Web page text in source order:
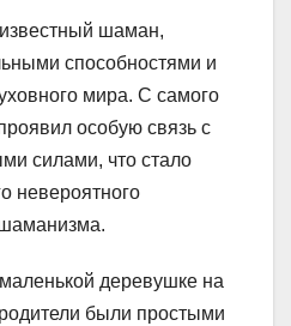
шаман,
способностями и
мира. С самого
особую связь с
силами, что стало
невероятного
деревушке на
были простыми